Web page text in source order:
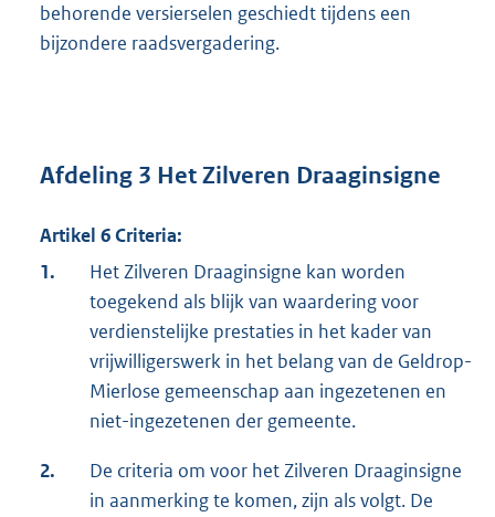
behorende versierselen geschiedt tijdens een
bijzondere raadsvergadering.
Afdeling 3 Het Zilveren Draaginsigne
Artikel 6 Criteria:
1.
Het Zilveren Draaginsigne kan worden
toegekend als blijk van waardering voor
verdienstelijke prestaties in het kader van
vrijwilligerswerk in het belang van de Geldrop-
Mierlose gemeenschap aan ingezetenen en
niet-ingezetenen der gemeente.
2.
De criteria om voor het Zilveren Draaginsigne
in aanmerking te komen, zijn als volgt. De